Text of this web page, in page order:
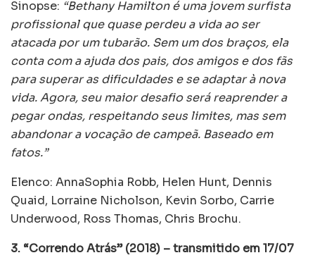
Sinopse: “Bethany Hamilton é uma jovem surfista
profissional que quase perdeu a vida ao ser
atacada por um tubarão. Sem um dos braços, ela
conta com a ajuda dos pais, dos amigos e dos fãs
para superar as dificuldades e se adaptar à nova
vida. Agora, seu maior desafio será reaprender a
pegar ondas, respeitando seus limites, mas sem
abandonar a vocação de campeã. Baseado em
fatos.”
Elenco: AnnaSophia Robb, Helen Hunt, Dennis
Quaid, Lorraine Nicholson, Kevin Sorbo, Carrie
Underwood, Ross Thomas, Chris Brochu.
3. “Correndo Atrás” (2018) – transmitido em 17/07